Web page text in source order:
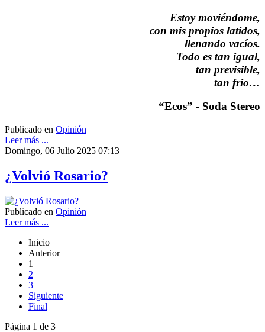
Estoy moviéndome,
con mis propios latidos,
llenando vacíos.
Todo es tan igual,
tan previsible,
tan frio…
“Ecos” - Soda Stereo
Publicado en Opinión
Leer más ...
Domingo, 06 Julio 2025 07:13
¿Volvió Rosario?
Publicado en Opinión
Leer más ...
Inicio
Anterior
1
2
3
Siguiente
Final
Página 1 de 3